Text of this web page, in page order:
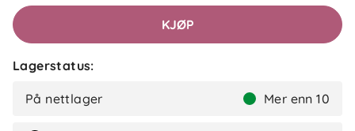
KJØP
Lagerstatus:
På nettlager Mer enn 10